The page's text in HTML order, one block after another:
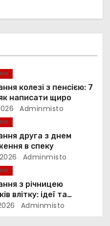
колезі з пенсією: 7
написати щиро
Adminmisto
друга з днем
в спеку
Adminmisto
з річницею
влітку: ідеї та
Adminmisto